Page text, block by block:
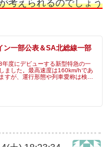
考えられるのでしょう
ン一部公表＆SA北総線一部
度にデビューする新型特急の一
ました。最高速度は160km/hであ
すが、運行形態や列車愛称は検討